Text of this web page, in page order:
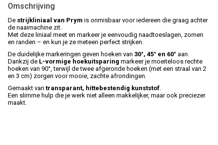
Omschrijving
De strijkliniaal van Prym is onmisbaar voor iedereen die graag achter
de naaimachine zit.
Met deze liniaal meet en markeer je eenvoudig naadtoeslagen, zomen
en randen – en kun je ze meteen perfect strijken.
De duidelijke markeringen geven hoeken van 30°, 45° en 60° aan.
Dankzij de L-vormige hoekuitsparing markeer je moeiteloos rechte
hoeken van 90°, terwijl de twee afgeronde hoeken (met een straal van 2
en 3 cm) zorgen voor mooie, zachte afrondingen.
Gemaakt van transparant, hittebestendig kunststof
Een slimme hulp die je werk niet alleen makkelijker, maar ook preciezer
maakt.